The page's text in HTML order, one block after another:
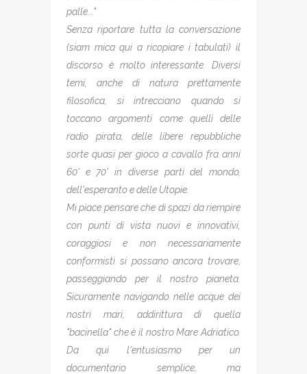
palle..."
Senza riportare tutta la conversazione
(siam mica qui a ricopiare i tabulati) il
discorso è molto interessante. Diversi
temi, anche di natura prettamente
filosofica, si intrecciano quando si
toccano argomenti come quelli delle
radio pirata, delle libere repubbliche
sorte quasi per gioco a cavallo fra anni
60' e 70' in diverse parti del mondo,
dell'esperanto e delle Utopie.
Mi piace pensare che di spazi da riempire
con punti di vista nuovi e innovativi,
coraggiosi e non necessariamente
conformisti si possano ancora trovare,
passeggiando per il nostro pianeta.
Sicuramente navigando nelle acque dei
nostri mari, addirittura di quella
"bacinella" che è il nostro Mare Adriatico.
Da qui l'entusiasmo per un
documentario semplice, ma